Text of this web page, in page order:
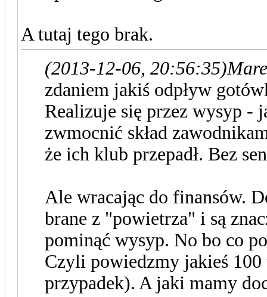
A tutaj tego brak.
(2013-12-06, 20:56:35)
zdaniem jakiś odpływ
Realizuje się przez wysyp -
zwmocnić skład
że ich klub przepadł. Bez
Ale wracając do finansów.
brane z "powietrza" i są
pominąć wysyp. No bo co
Czyli powiedzmy jakieś
przypadek). A jaki mamy